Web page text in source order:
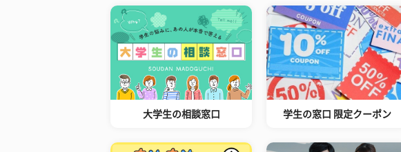
大学生の相談窓口 学生の窓口 限定クーポン